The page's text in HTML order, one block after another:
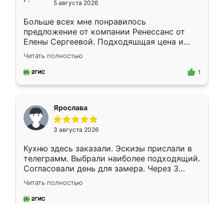
5 августа 2026
Больше всех мне понравилось
предложение от компании Ренессанс от
Елены Сергеевой. Подходяшщая цена и
короткие сроки изготовления. Приехавший
для замера сотрудник Владислав
предложил по моему эскизу самый
Читать полностью
1
Ярослава
3 августа 2026
Кухню здесь заказали. Эскизы прислали в
телеграмм. Выбрали наиболее подходящий.
Согласовали день для замера. Через 3
недели кухня была уже готова. Остались
довольны работой. Спасибо Ренессанс
мебель за качественную работу!
Читать полностью